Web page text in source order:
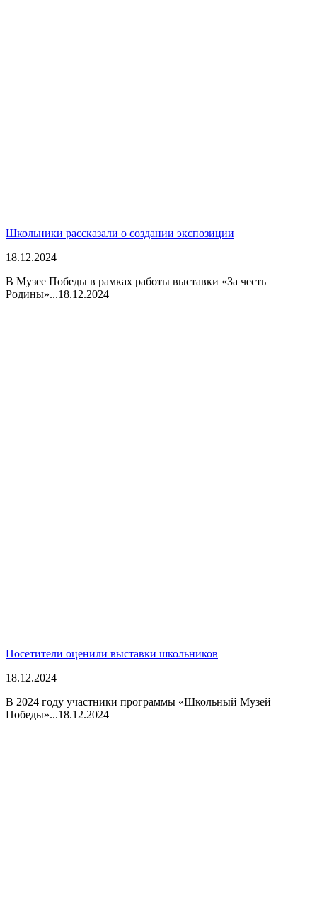
Школьники рассказали о создании экспозиции
18.12.2024
В Музее Победы в рамках работы выставки «За честь
Родины»...18.12.2024
Посетители оценили выставки школьников
18.12.2024
В 2024 году участники программы «Школьный Музей
Победы»...18.12.2024